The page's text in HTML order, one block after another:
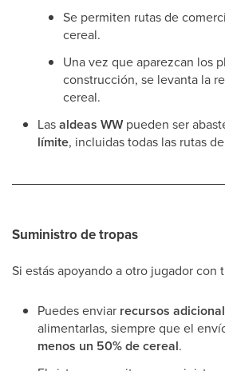
Se permiten rutas de
cereal.
Una vez que aparezcan los
construcción, se levanta la
cereal.
Lasaldeas WWpueden ser
límite, incluidas todas las rutas
Suministro de tropas
Si estás apoyando a otro jugador con
Puedes enviar recursos
alimentarlas, siempre que el
menos un 50% de cereal.